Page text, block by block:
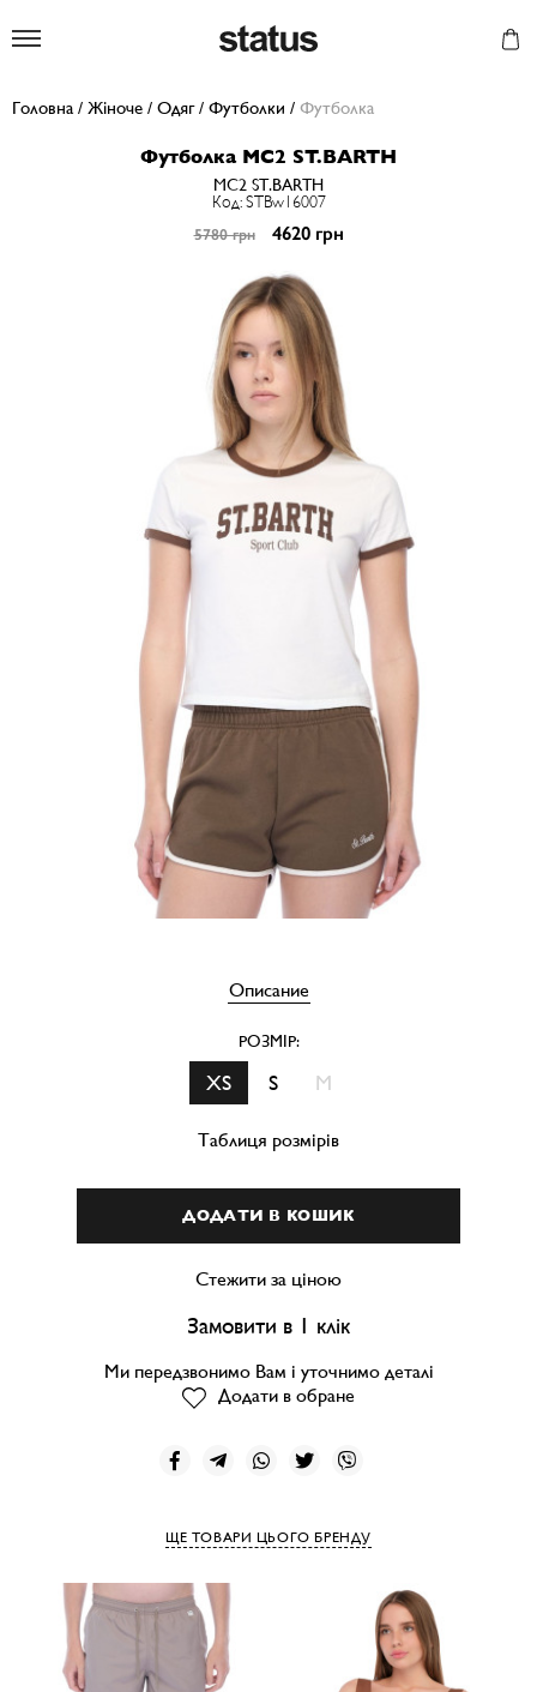
Головна / Жіноче / Одяг/ Футболки / Футболка
Футболка MC2 ST.BARTH
MC2 ST.BARTH
Код: STBw16007
5780 грн 4620 грн
Описание
РОЗМІР:
XS S M
Таблиця розмірів
ДОДАТИ В КОШИК
Стежити за ціною
Замовити в 1 клік
Ми передзвонимо Вам і уточнимо деталі
Додати в обране
ЩЕ ТОВАРИ ЦЬОГО БРЕНДУ